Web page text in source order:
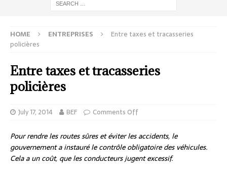
HOME ENTREPRISES
Entre taxes et tracasseries
policières
Entre taxes et tracasseries
policières
July 17, 2014 BEF Comments Off
Pour rendre les routes sûres et éviter les accidents, le
gouvernement a instauré le contrôle obligatoire des véhicules.
Cela a un coût, que les conducteurs jugent excessif.